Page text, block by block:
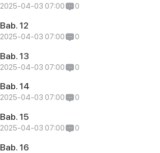
2025-04-03 07:00 0
Bab. 12
2025-04-03 07:00 0
Bab. 13
2025-04-03 07:00 0
Bab. 14
2025-04-03 07:00 0
Bab. 15
2025-04-03 07:00 0
Bab. 16